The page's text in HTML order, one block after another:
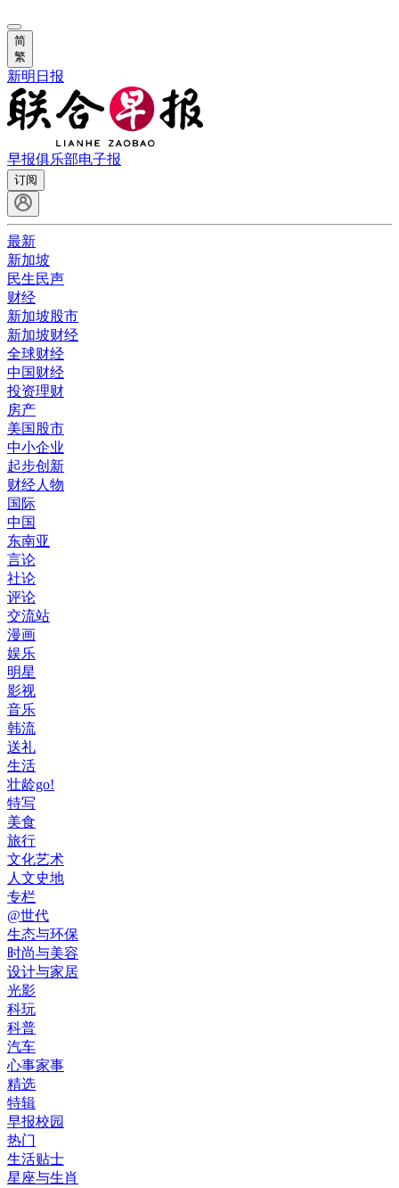
简
繁
新明日报
早报俱乐部电子报
订阅
最新
新加坡
民生民声
财经
新加坡股市
新加坡财经
全球财经
中国财经
投资理财
房产
美国股市
中小企业
起步创新
财经人物
国际
中国
东南亚
言论
社论
评论
交流站
漫画
娱乐
明星
影视
音乐
韩流
送礼
生活
壮龄go!
特写
美食
旅行
文化艺术
人文史地
专栏
@世代
生态与环保
时尚与美容
设计与家居
光影
科玩
科普
汽车
心事家事
精选
特辑
早报校园
热门
生活贴士
星座与生肖